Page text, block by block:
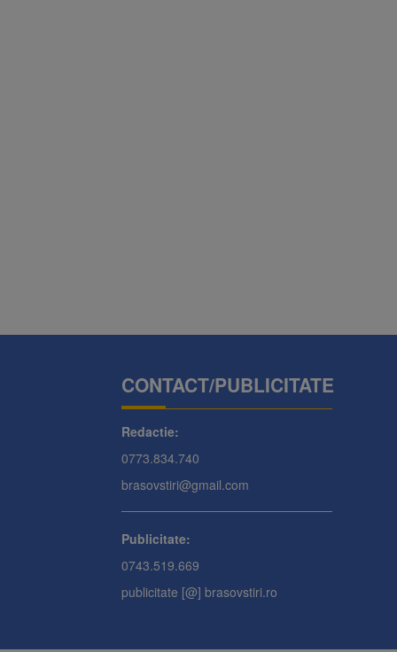
CONTACT/PUBLICITATE
Redactie:
0773.834.740
brasovstiri@gmail.com
Publicitate:
0743.519.669
publicitate [@] brasovstiri.ro